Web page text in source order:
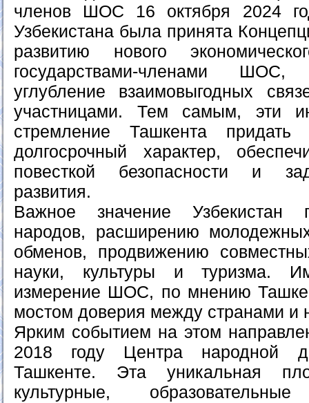
членов ШОС 16 октября 2024
Узбекистана была принята
развитию нового
государствами-членами
углубление взаимовыгодных
участницами. Тем самым, эти
стремление Ташкента
долгосрочный характер,
повесткой безопасности и
развития.
Важное значение Узбекистан
народов, расширению
обменов, продвижению
науки, культуры и туризма.
измерение ШОС, по мнению
мостом доверия между странами и
Ярким событием на этом
2018 году Центра народной
Ташкенте. Эта уникальная
культурные,